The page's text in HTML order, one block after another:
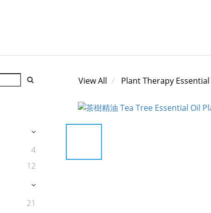
4
12
21
View All Plant Therapy Essential